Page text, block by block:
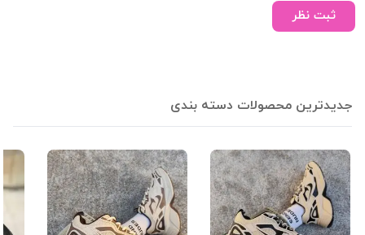
ثبت نظر
جدیدترین محصولات دسته بندی